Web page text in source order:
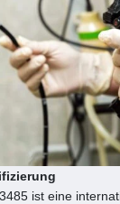
ist eine